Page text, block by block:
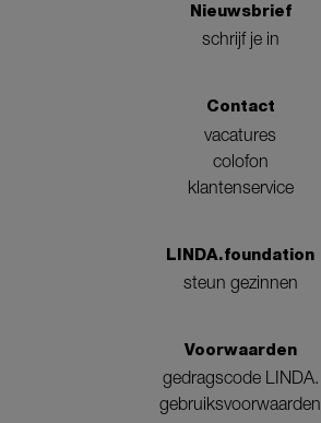
Nieuwsbrief
schrijf je in
Contact
vacatures
colofon
klantenservice
LINDA.foundation
steun gezinnen
Voorwaarden
gedragscode LINDA.
gebruiksvoorwaarden